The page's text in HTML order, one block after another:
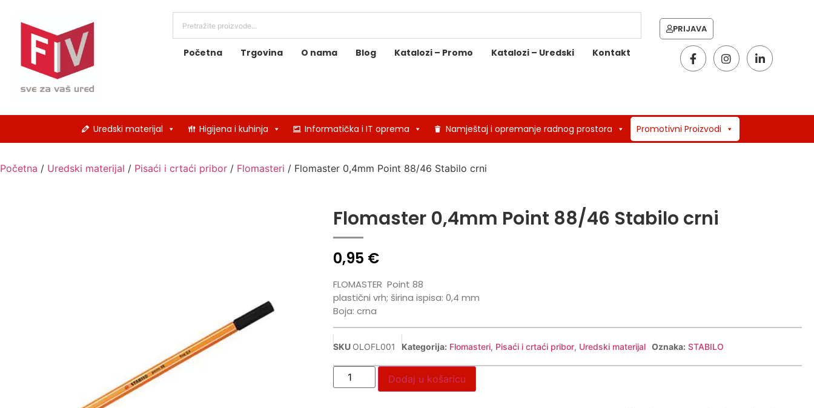
Početna Trgovina O nama Blog Katalozi – Promo Katalozi – Uredski Kontakt
PRIJAVA
Uredski materijal Higijena i kuhinja Informatička i IT oprema Namještaj i opremanje radnog prostora Promotivni Proizvodi
Početna / Uredski materijal / Pisaći i crtaći pribor / Flomasteri / Flomaster 0,4mm Point 88/46 Stabilo crni
Flomaster 0,4mm Point 88/46 Stabilo crni
0,95 €
FLOMASTER Point 88
plastični vrh; širina ispisa: 0,4 mm
Boja: crna
SKU OLOFL001 Kategorija: Flomasteri, Pisaći i crtaći pribor, Uredski materijal Oznaka: STABILO
Dodaj u košaricu